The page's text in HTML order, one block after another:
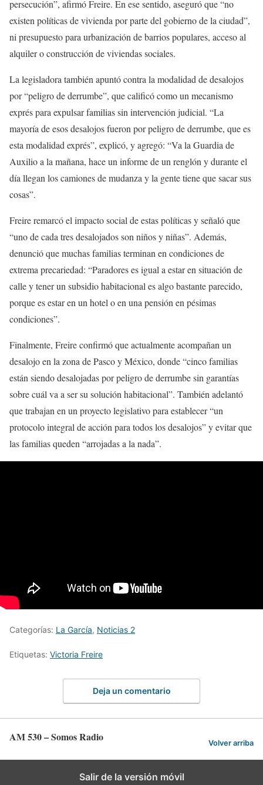
persecución”, afirmó Freire. En ese sentido, aseguró que “no
existen políticas de vivienda por parte del gobierno de la ciudad”,
ni presupuesto para urbanización de barrios populares, acceso al
alquiler o construcción de viviendas sociales.
La legisladora también apuntó contra la modalidad de desalojos
por “peligro de derrumbe”, que calificó como un mecanismo
exprés para expulsar familias sin intervención judicial. “La
mayoría de esos desalojos fueron por peligro de derrumbe, que es
esta modalidad exprés”, explicó, y agregó: “Va la Guardia de
Auxilio a la mañana, hace un informe de un renglón y durante el
día llegan los camiones de mudanza y la gente tiene que sacar sus
cosas”.
Freire remarcó el impacto social de estas políticas y señaló que
“uno de cada tres desalojados son niños y niñas”. Además,
denunció que muchas familias terminan en condiciones de
extrema precariedad: “Paradores es igual a estar en situación de
calle y tener un subsidio habitacional es algo bastante parecido,
porque es estar en un hotel o en una pensión en pésimas
condiciones”.
Finalmente, Freire confirmó que actualmente acompañan un
desalojo en la zona de Pasco y México, donde “cinco familias
están siendo desalojadas por peligro de derrumbe sin garantías
sobre cuál va a ser su solución habitacional”. También adelantó
que trabajan en un proyecto legislativo para establecer “un
protocolo integral de acción para todos los desalojos” y evitar que
las familias queden “arrojadas a la nada”.
Categorías: La García, Noticias 2
Etiquetas: Victoria Freire
Deja un comentario
AM 530 – Somos Radio Volver arriba
Salir de la versión móvil